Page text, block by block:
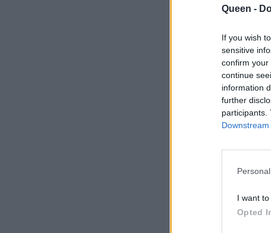
Queen -
If you wish
sensitive
confirm your
continue
information
further
participants.
I want
Opted
Η
& η
αυτό